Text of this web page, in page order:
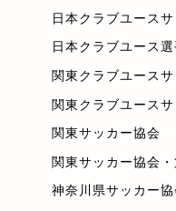
日本クラブユース
日本クラブユース
関東クラブユース
関東クラブユース
関東サッカー協会
関東サッカー協会
神奈川県サッカー協